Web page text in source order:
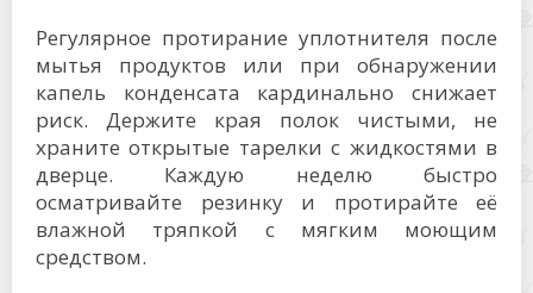
Регулярное протирание уплотнителя после
мытья продуктов или при обнаружении
капель конденсата кардинально снижает
риск. Держите края полок чистыми, не
храните открытые тарелки с жидкостями в
дверце. Каждую неделю быстро
осматривайте резинку и протирайте её
влажной тряпкой с мягким моющим
средством.